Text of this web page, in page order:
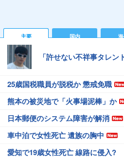
主要 国内
「許せない不祥事タレン
25歳国税職員が脱税か 懲戒免職
熊本の被災地で「火事場泥棒」か
日本郵便のシステム障害が解消
車中泊で女性死亡 遺族の胸中
愛知で19歳女性死亡 線路に侵入?